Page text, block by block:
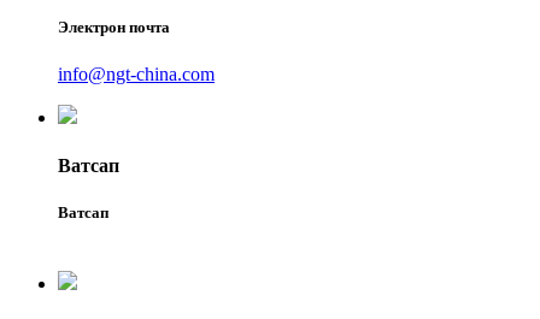
Электрон почта
info@ngt-china.com
Ватсап
Ватсап